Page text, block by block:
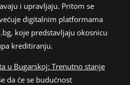
i upravljaju. Pritom se
digitalnim platformama
koje predstavljaju okosnicu
kreditiranju.
u Bugarskoj: Trenutno stanje
da će se budućnost